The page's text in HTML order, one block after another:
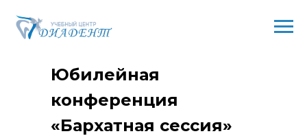
Юбилейная
конференция
«Бархатная сессия»